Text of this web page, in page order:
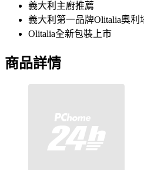
義大利主廚推薦
義大利第一品牌Olitalia奧利
Olitalia全新包裝上市
商品詳情